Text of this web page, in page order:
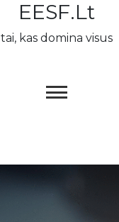
EESF.lt
tai, kas domina visus